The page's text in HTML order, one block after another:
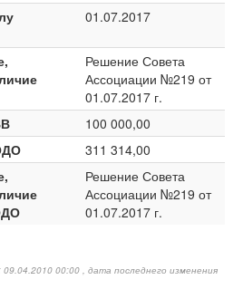
01.07.2017
Решение Совета
Ассоциации №219 от
01.07.2017 г.
100 000,00
311 314,00
Решение Совета
Ассоциации №219 от
01.07.2017 г.
00:00 , дата последнего изменения